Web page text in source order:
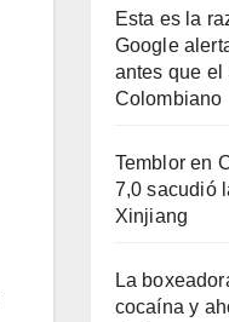
Esta es la
Google
antes que
Colombiano
Temblor en
7,0 sacudió
Xinjiang
La
cocaína y